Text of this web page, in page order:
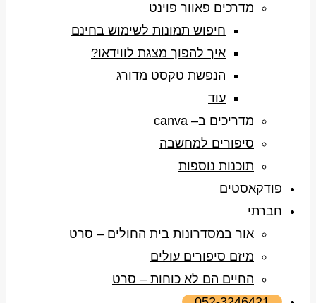
מדרכים פאוור פוינט
חיפוש תמונות לשימוש בחינם
איך להפוך מצגת לווידאו?
הנפשת טקסט מדורג
עוד
מדריכים ב– canva
סיפורים למחשבה
תוכנות נוספות
פודקאסטים
חברתי
אור במסדרונות בית החולים – סרט
מיזם סיפורים עולים
החיים הם לא כוחות – סרט